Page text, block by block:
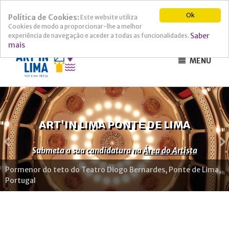
Ok
Política de Cookies: Este website utiliza
Cookies de modo a proporcionar-lhe a melhor
experiência de navegação e aceder a todas as funcionalidades. Saber
mais
MENU
ART'IN LIMA PONTE DE LIMA
Submeta a sua candidatura naÁrea do Artista
Pormenor do teto do Teatro Diogo Bernardes, Ponte de Lima,
Portugal